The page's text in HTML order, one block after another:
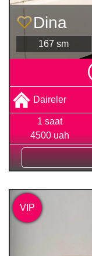
Dina
167 sm
Daireler
1 saat
4500 uah
VIP